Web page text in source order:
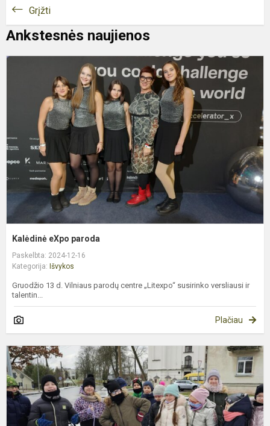
Grįžti
Ankstesnės naujienos
Kalėdinė eXpo paroda
Paskelbta: 2024-12-16
Kategorija: Išvykos
Gruodžio 13 d. Vilniaus parodų centre „Litexpo“ susirinko versliausi ir
talentin...
Plačiau